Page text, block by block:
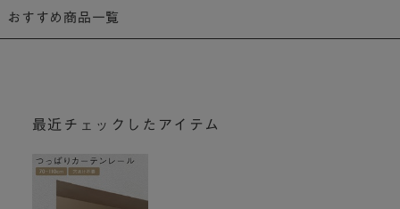
おすすめ商品一覧
最近チェックしたアイテム